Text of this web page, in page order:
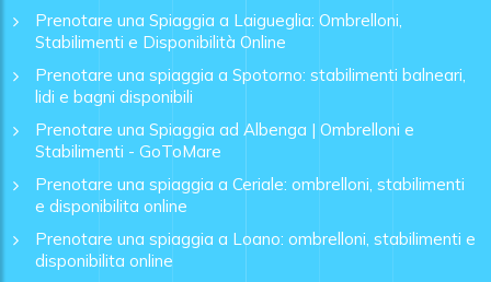
Prenotare una Spiaggia a Laigueglia: Ombrelloni,
Stabilimenti e Disponibilità Online
Prenotare una spiaggia a Spotorno: stabilimenti balneari,
lidi e bagni disponibili
Prenotare una Spiaggia ad Albenga | Ombrelloni e
Stabilimenti - GoToMare
Prenotare una spiaggia a Ceriale: ombrelloni, stabilimenti
e disponibilita online
Prenotare una spiaggia a Loano: ombrelloni, stabilimenti e
disponibilita online